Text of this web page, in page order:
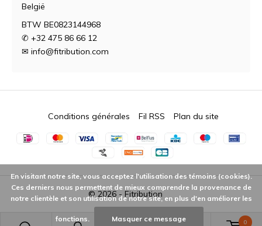
0
België
BTW BE0823144968
✆ +32 475 86 66 12
✉ info@fitribution.com
© 2026 - Fitribution
Conditions générales Fil RSS Plan du site
En visitant notre site, vous acceptez l'utilisation des témoins (cookies).
Ces derniers nous permettent de mieux comprendre la provenance de
notre clientèle et son utilisation de notre site, en plus d'en améliorer les
fonctions. Masquer ce message